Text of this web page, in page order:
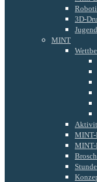
3D-
MINT
MINT-